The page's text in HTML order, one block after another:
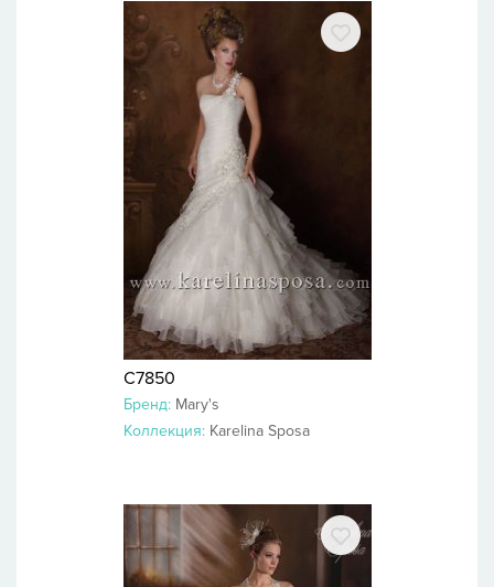
C7850
Бренд: Mary's
Коллекция: Karelina Sposa